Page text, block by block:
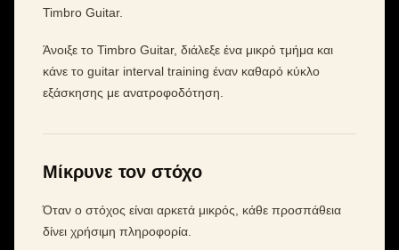
Timbro Guitar.
Άνοιξε το Timbro Guitar, διάλεξε ένα μικρό τμήμα και
κάνε το guitar interval training έναν καθαρό κύκλο
εξάσκησης με ανατροφοδότηση.
Μίκρυνε τον στόχο
Όταν ο στόχος είναι αρκετά μικρός, κάθε προσπάθεια
δίνει χρήσιμη πληροφορία.